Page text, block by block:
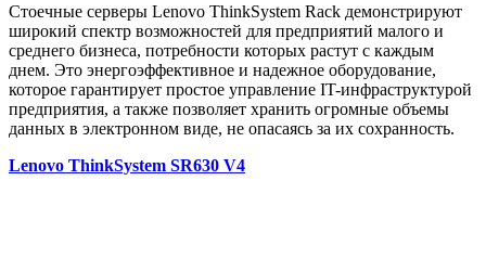
Стоечные серверы Lenovo ThinkSystem Rack демонстрируют
широкий спектр возможностей для предприятий малого и
среднего бизнеса, потребности которых растут с каждым
днем. Это энергоэффективное и надежное оборудование,
которое гарантирует простое управление IT-инфраструктурой
предприятия, а также позволяет хранить огромные объемы
данных в электронном виде, не опасаясь за их сохранность.
Lenovo ThinkSystem SR630 V4